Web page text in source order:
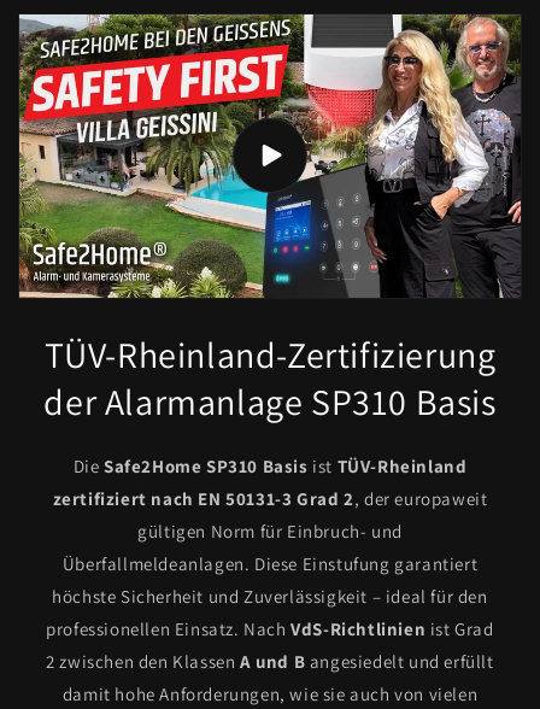
TÜV-Rheinland-Zertifizierung
der Alarmanlage SP310 Basis
Die Safe2Home SP310 Basis ist TÜV-Rheinland
zertifiziert nach EN 50131-3 Grad 2, der europaweit
gültigen Norm für Einbruch- und
Überfallmeldeanlagen. Diese Einstufung garantiert
höchste Sicherheit und Zuverlässigkeit – ideal für den
professionellen Einsatz. NachVdS-Richtlinien ist Grad
2 zwischen den Klassen A und B angesiedelt und erfüllt
damit hohe Anforderungen, wie sie auch von vielen